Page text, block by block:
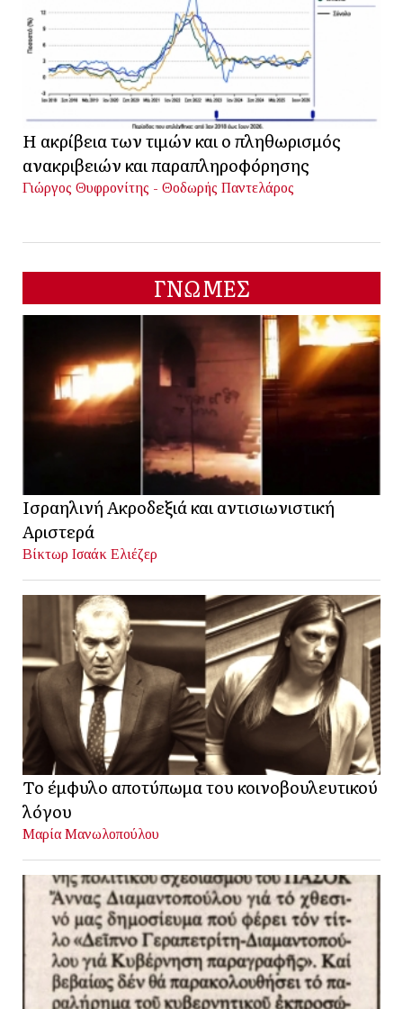
Η ακρίβεια των τιμών και ο πληθωρισμός
ανακριβειών και παραπληροφόρησης
Γιώργος Θυφρονίτης - Θοδωρής Παντελάρος
ΓΝΩΜΕΣ
Ισραηλινή Ακροδεξιά και αντισιωνιστική
Αριστερά
Βίκτωρ Ισαάκ Ελιέζερ
Το έμφυλο αποτύπωμα του κοινοβουλευτικού
λόγου
Μαρία Μανωλοπούλου